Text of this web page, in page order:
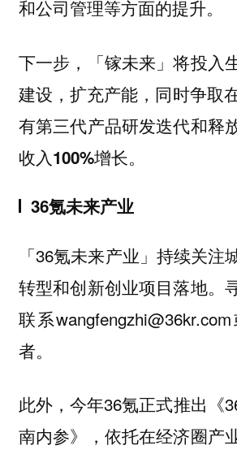
和公司管理等方面的提升。
下一步，「镓未来」将投入
建设，扩充产能，同时争取
有第三代产品研发迭代和释
收入100%增长。
36氪未来产业
「36氪未来产业」持续关注
转型和创新创业项目落地。
联系
者。
此外，今年36氪正式推出《
南内参》，依托在经济圈产